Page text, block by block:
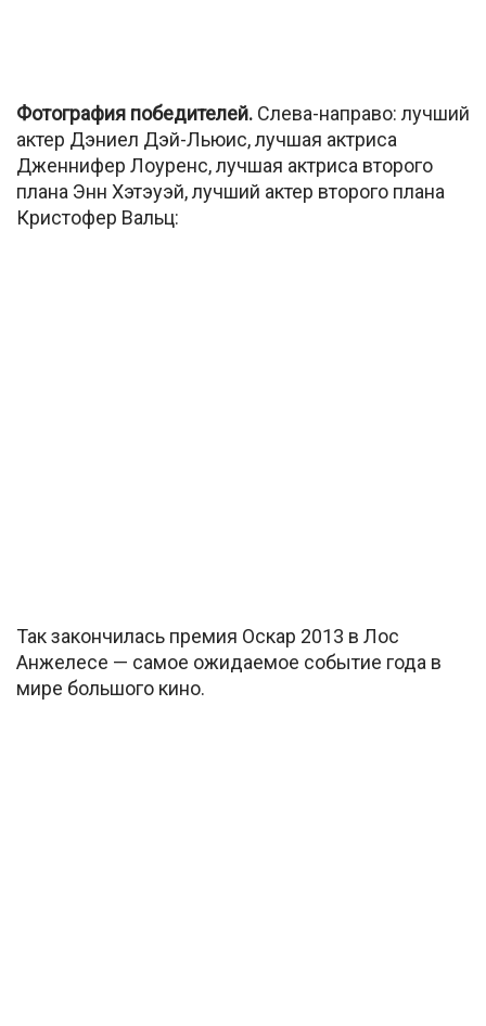
Фотография победителей. Слева-направо: лучший
актер Дэниел Дэй-Льюис, лучшая актриса
Дженнифер Лоуренс, лучшая актриса второго
плана Энн Хэтэуэй, лучший актер второго плана
Кристофер Вальц:
Так закончилась премия Оскар 2013 в Лос
Анжелесе — самое ожидаемое событие года в
мире большого кино.